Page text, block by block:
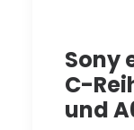
Sony
C-
und